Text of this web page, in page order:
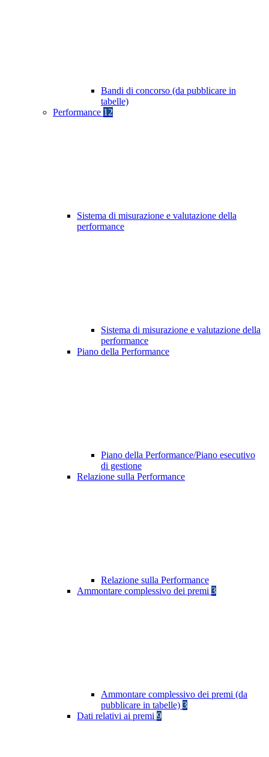
Bandi di concorso (da pubblicare in
tabelle)
Performance 12
Sistema di misurazione e valutazione della
performance
Sistema di misurazione e valutazione della
performance
Piano della Performance
Piano della Performance/Piano esecutivo
di gestione
Relazione sulla Performance
Relazione sulla Performance
Ammontare complessivo dei premi 3
Ammontare complessivo dei premi (da
pubblicare in tabelle) 3
Dati relativi ai premi 9